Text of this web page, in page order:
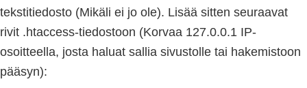
tekstitiedosto (Mikäli ei jo ole). Lisää sitten seuraavat
rivit .htaccess-tiedostoon (Korvaa 127.0.0.1 IP-
osoitteella, josta haluat sallia sivustolle tai hakemistoon
pääsyn):